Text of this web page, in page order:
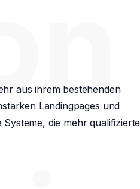
aus ihrem bestehenden
Landingpages und
die mehr qualifizierte